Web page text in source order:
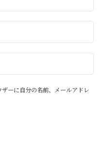
ーに自分の名前、メールアドレ